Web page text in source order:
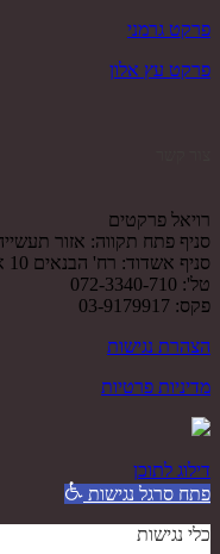
פרקט גרמני
פרקט עץ אלון
רויאל פרקטים
סניף פתח תקווה: אזור
סניף אשדוד: רח' הבנאים 10 א. תעשייה
טל': 072-3340-710
פקס: 03-9179917
הצהרת נגישות
מדיניות פרטיות
דילוג לתוכן
פתח סרגל נגישות
כלי נגישות